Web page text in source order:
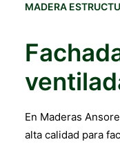
MADERA
En Maderas
alta calidad para